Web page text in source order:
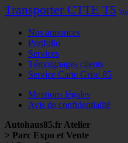
Transporter CTTE T5
Nos annonces
Portfolio
Services
Témoignages clients
Service Carte Grise 85
Mentions légales
Avis de confidentialité
Autohaus85.fr Atelier
> Parc Expo et Vente